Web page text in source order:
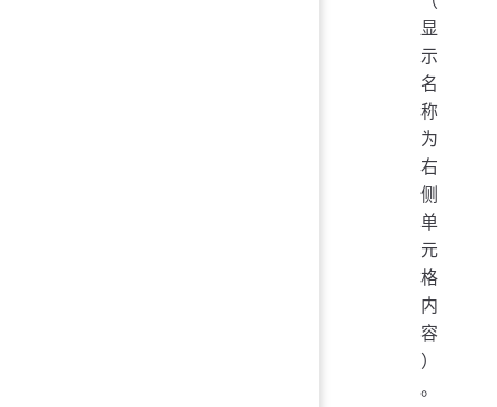
显
示
名
称
为
右
侧
单
元
格
内
容
）
。